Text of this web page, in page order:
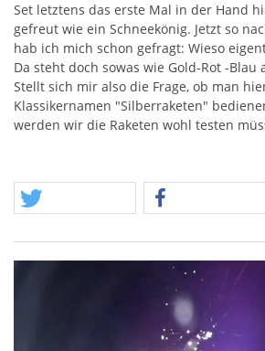
Set letztens das erste Mal in der Hand
gefreut wie ein Schneekönig. Jetzt so
hab ich mich schon gefragt: Wieso
Da steht doch sowas wie Gold-Rot -
Stellt sich mir also die Frage, ob man
Klassikernamen "Silberraketen"
werden wir die Raketen wohl testen